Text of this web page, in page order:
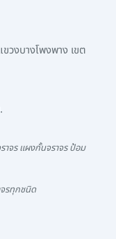
วงบางโพงพาง เขต
าจร แผงกั้นจราจร ป้อม
รทุกชนิด